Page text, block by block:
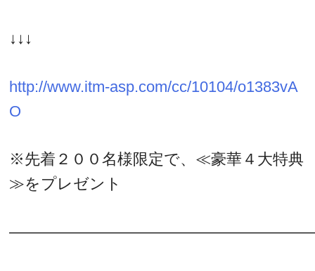
↓↓↓
http://www.itm-asp.com/cc/10104/o1383vA
O
※先着２００名様限定で、≪豪華４大特典
≫をプレゼント